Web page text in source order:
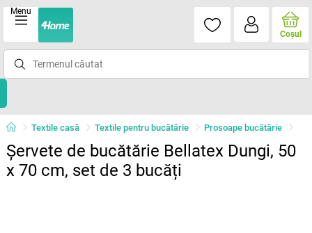
Menu
Coşul
Textile casă Textile pentru bucătărie Prosoape bucătărie
Șervete de bucătărie Bellatex Dungi, 50
x 70 cm, set de 3 bucăți